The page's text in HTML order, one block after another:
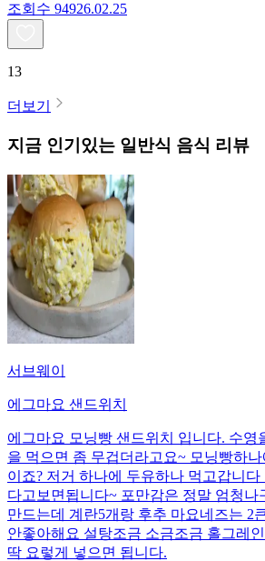
조회수 94926.02.25
13
더보기
지금 인기있는 일반식 음식 리뷰
서브웨이
에그마요 샌드위치
에그마요 모닝빵 샌드위치 입니다. 수영
을 먹으면 좀 무겁더라고요~ 모닝빵하
이죠? 저거 하나에 두유하나 먹고갑니
다고보면됩니다~ 포만감은 정말 엄청나
만드는데 계란5개랑 후추 마요네즈는 2
안좋아해요 설탕조금 소금조금 홀그레
딱 요렇게 넣으면 됩니다.